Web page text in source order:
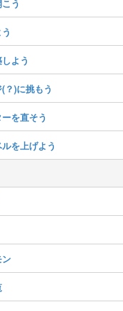
う
よう
？)に挑もう
を直そう
を上げよう